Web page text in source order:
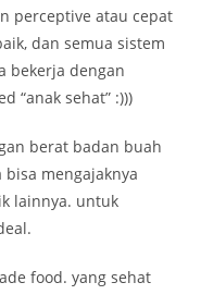
perceptive atau cepat
dan semua sistem
bekerja dengan
“anak sehat” :)))
berat badan buah
mengajaknya
lainnya. untuk
food. yang sehat